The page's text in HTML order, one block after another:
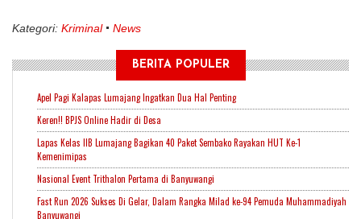
Kategori: Kriminal News
BERITA POPULER
Apel Pagi Kalapas Lumajang Ingatkan Dua Hal Penting
Keren!! BPJS Online Hadir di Desa
Lapas Kelas IIB Lumajang Bagikan 40 Paket Sembako Rayakan HUT Ke-1
Kemenimipas
Nasional Event Trithalon Pertama di Banyuwangi
Fast Run 2026 Sukses Di Gelar, Dalam Rangka Milad ke-94 Pemuda Muhammadiyah
Banyuwangi